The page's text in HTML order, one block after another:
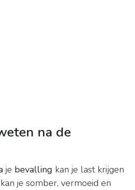
na de
je bevalling kan je last krijgen
je somber, vermoeid en